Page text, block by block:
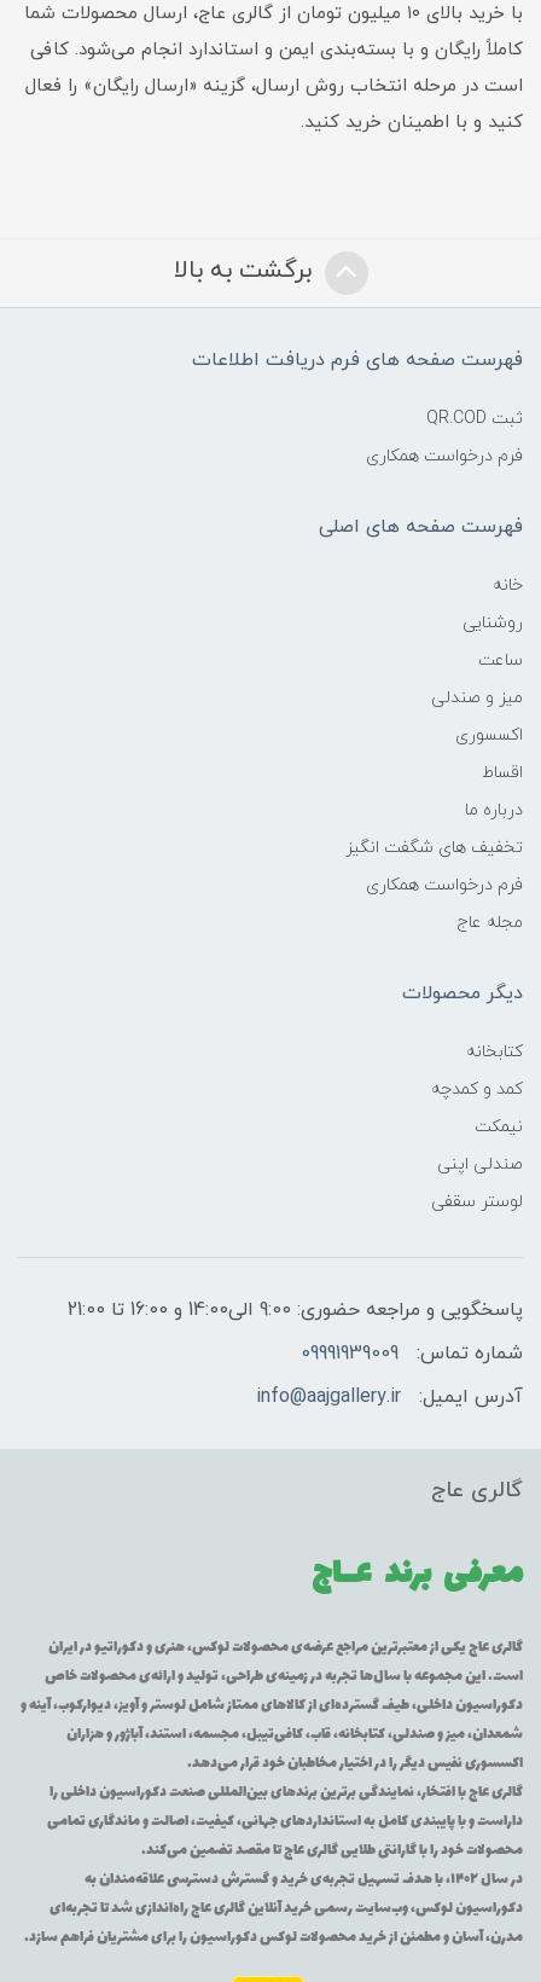
با خرید بالای ۱۰ میلیون تومان از گالری عاج، ارسال محصولات شما
کاملاً رایگان و با بسته‌بندی ایمن و استاندارد انجام می‌شود. کافی
است در مرحله انتخاب روش ارسال، گزینه «ارسال رایگان» را فعال
کنید و با اطمینان خرید کنید.
برگشت به بالا
فهرست صفحه های فرم دریافت اطلاعات
ثبت QR.COD
فرم درخواست همکاری
فهرست صفحه های اصلی
خانه
روشنایی
ساعت
میز و صندلی
اکسسوری
اقساط
درباره ما
تخفیف های شگفت انگیز
فرم درخواست همکاری
مجله عاج
دیگر محصولات
کتابخانه
کمد و کمدچه
نیمکت
صندلی اپنی
لوستر سقفی
پاسخگویی و مراجعه حضوری: 9:00 الی14:00 و 16:00 تا 21:00
شماره تماس:
09991939009
آدرس ایمیل:
info@aajgallery.ir
گالری عاج
معرفی برند عــاج
گالری عاج یکی از معتبرترین مراجع عرضه‌ی محصولات لوکس، هنری و دکوراتیو در ایران
است. این مجموعه با سال‌ها تجربه در زمینه‌ی طراحی، تولید و ارائه‌ی محصولات خاص
دکوراسیون داخلی، طیف گسترده‌ای از کالاهای ممتاز شامل لوستر و آویز، دیوارکوب، آینه و
شمعدان، میز و صندلی، کتابخانه، قاب، کافی‌تیبل، مجسمه، استند، آباژور و هزاران
اکسسوری نفیس دیگر را در اختیار مخاطبان خود قرار می‌دهد.
گالری عاج با افتخار، نمایندگی برترین برندهای بین‌المللی صنعت دکوراسیون داخلی را
داراست و با پایبندی کامل به استانداردهای جهانی، کیفیت، اصالت و ماندگاری تمامی
محصولات خود را با گارانتی طلایی گالری عاج تا مقصد تضمین می‌کند.
در سال ۱۴۰۲، با هدف تسهیل تجربه‌ی خرید و گسترش دسترسی علاقه‌مندان به
دکوراسیون لوکس، وب‌سایت رسمی خرید آنلاین گالری عاج راه‌اندازی شد تا تجربه‌ای
مدرن، آسان و مطمئن از خرید محصولات لوکس دکوراسیون را برای مشتریان فراهم سازد.